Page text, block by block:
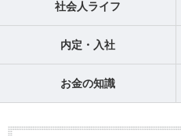
社会人ライフ
内定・入社
お金の知識